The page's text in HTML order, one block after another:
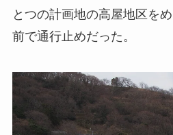
とつの計画地の高屋地区を
前で通行止めだった。